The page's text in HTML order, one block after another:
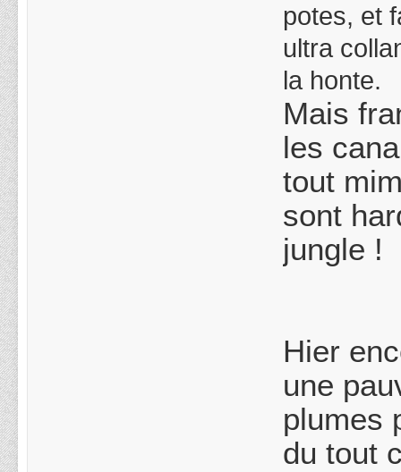
potes, et
ultra
la honte.
Mais
les
tout
sont
jungle !
Hier
une
plumes
du tout